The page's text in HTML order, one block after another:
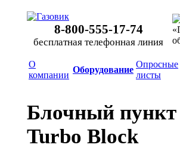
8-800-555-17-74
бесплатная телефонная линия
О
компании
Оборудование
Опросные
листы
Блочный пункт
Turbo Block